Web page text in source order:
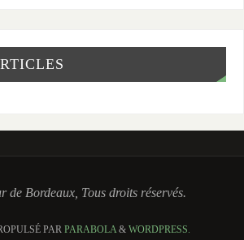
de Bordeaux, Tous droits réservés.
PAR PARABOLA& WORDPRESS.